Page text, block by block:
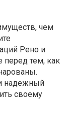
чем
Рено и
перед тем, как
надежный
своему